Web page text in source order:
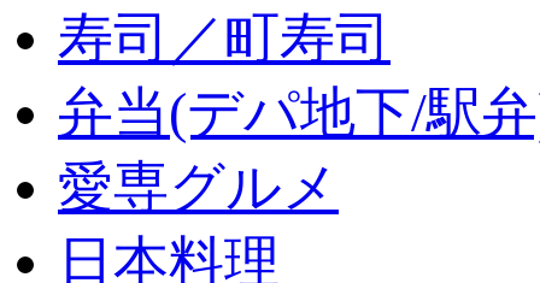
寿司／町寿司
弁当(デパ地下/駅
愛専グルメ
日本料理